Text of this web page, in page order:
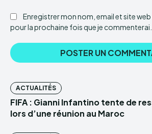
Enregistrer mon nom, email et site
pour la prochaine fois que je commenterai.
ACTUALITÉS
FIFA : Gianni Infantino tente de
lors d’une réunion au Maroc